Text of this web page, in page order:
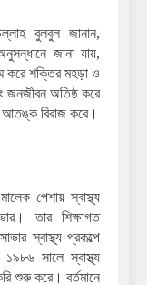
বুলবুল জানান,
জানা যায়,
করে শক্তির মহড়া ও
জনজীবন অতিষ্ঠ করে
আতঙ্ক বিরাজ করে।
পেশায় স্বাস্থ্য
তার শিক্ষাগত
স্বাস্থ্য প্রকল্পে
১৯৮৬ সালে স্বাস্থ্য
শুরু করে। বর্তমানে